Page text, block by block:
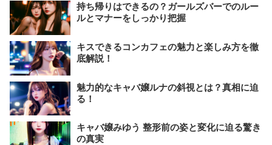
持ち帰りはできるの？ガールズバーでのルー
ルとマナーをしっかり把握
キスできるコンカフェの魅力と楽しみ方を徹
底解説！
魅力的なキャバ嬢ルナの斜視とは？真相に迫
る！
キャバ嬢みゆう 整形前の姿と変化に迫る驚き
の真実